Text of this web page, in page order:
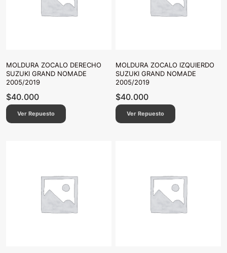
MOLDURA ZOCALO DERECHO
SUZUKI GRAND NOMADE
2005/2019
$40.000
Ver Repuesto
MOLDURA ZOCALO IZQUIERDO
SUZUKI GRAND NOMADE
2005/2019
$40.000
Ver Repuesto